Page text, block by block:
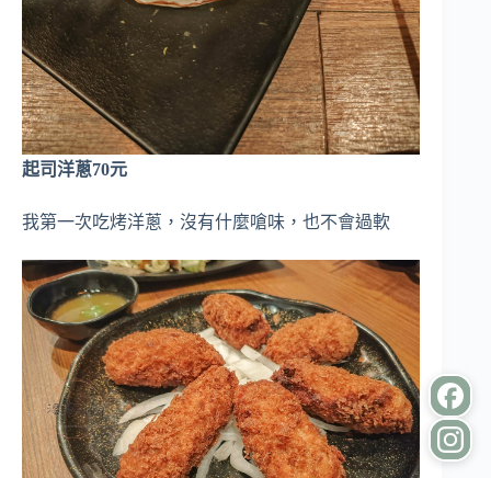
起司洋蔥70元
我第一次吃烤洋蔥，沒有什麼嗆味，也不會過軟